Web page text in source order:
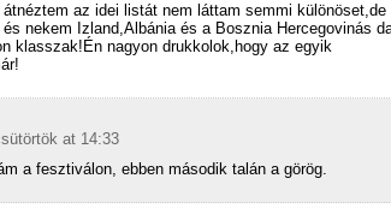
átnéztem az idei listát nem láttam semmi különöset,de
nekem Izland,Albánia és a Bosznia Hercegovinás
klasszak!Én nagyon drukkolok,hogy az egyik
at 14:33
a fesztiválon, ebben második talán a görög.